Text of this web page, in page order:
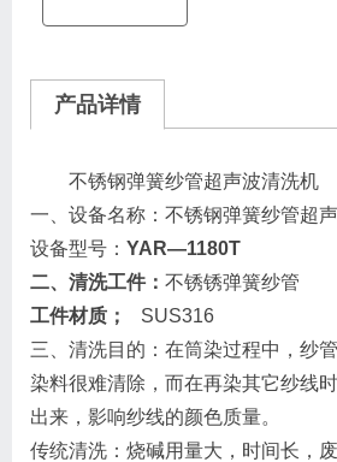
产品详情
不锈钢弹簧纱管超声波清洗机
一、设备名称：不锈钢弹簧纱管超
设备型号： YAR—1180T
二、清洗工件： 不锈锈弹簧纱管
工件材质；
SUS316
三、清洗目的：在筒染过程中，纱
染料很难清除，而在再染其它纱线
出来，影响纱线的颜色质量。
传统清洗：烧碱用量大，时间长，